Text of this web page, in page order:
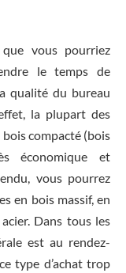
vous pourriez
le temps de
qualité du bureau
la plupart des
compacté (bois
économique et
vous pourrez
en bois massif, en
Dans tous les
est au rendez-
type d’achat trop